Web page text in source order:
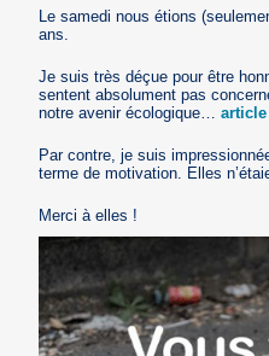
Le samedi nous étions
ans.
Je suis très déçue pour être
sentent absolument pas
notre avenir écologique…
Par contre, je suis
terme de motivation. Elles
Merci à elles !